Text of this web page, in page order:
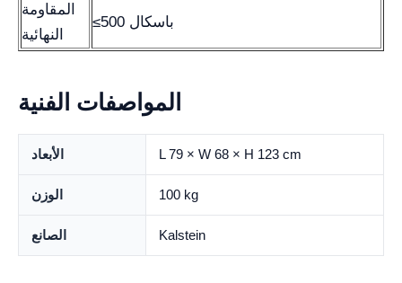
المقاومة
النهائية
≤500 باسكال
المواصفات الفنية
الأبعاد L 79 × W 68 × H 123 cm
الوزن 100 kg
الصانع Kalstein